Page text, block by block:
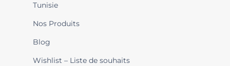
Tunisie
Nos Produits
Blog
Wishlist – Liste de souhaits